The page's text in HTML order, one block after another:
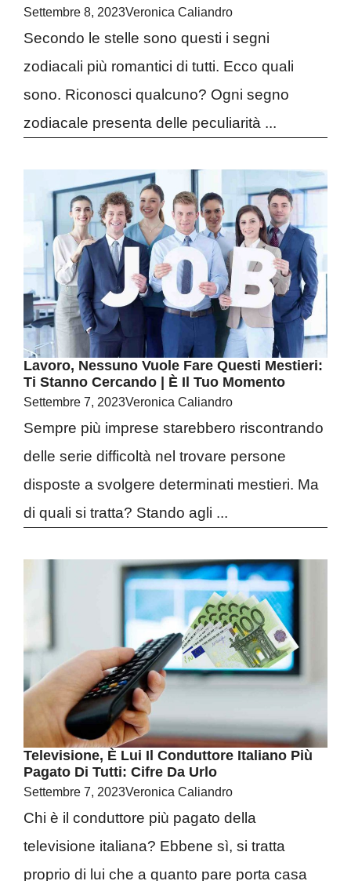
Settembre 8, 2023Veronica Caliandro
Secondo le stelle sono questi i segni
zodiacali più romantici di tutti. Ecco quali
sono. Riconosci qualcuno? Ogni segno
zodiacale presenta delle peculiarità ...
Lavoro, Nessuno Vuole Fare Questi Mestieri:
Ti Stanno Cercando | È Il Tuo Momento
Settembre 7, 2023Veronica Caliandro
Sempre più imprese starebbero riscontrando
delle serie difficoltà nel trovare persone
disposte a svolgere determinati mestieri. Ma
di quali si tratta? Stando agli ...
Televisione, È Lui Il Conduttore Italiano Più
Pagato Di Tutti: Cifre Da Urlo
Settembre 7, 2023Veronica Caliandro
Chi è il conduttore più pagato della
televisione italiana? Ebbene sì, si tratta
proprio di lui che a quanto pare porta casa